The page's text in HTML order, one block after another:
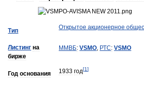
Тип Открытое акционерное
Листинг на
бирже
ММВБ: VSMO РТС: VSMO
Год основания 1933 год[1]